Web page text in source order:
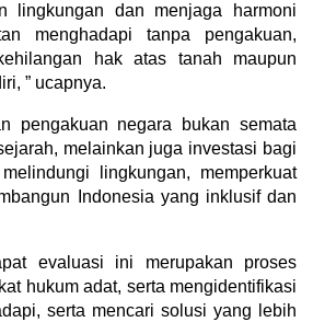
lingkungan dan menjaga harmoni
menghadapi tanpa pengakuan,
hak atas tanah maupun
” ucapnya.
pengakuan negara bukan semata
melainkan juga investasi bagi
lingkungan, memperkuat
Indonesia yang inklusif dan
evaluasi ini merupakan proses
hukum adat, serta mengidentifikasi
serta mencari solusi yang lebih